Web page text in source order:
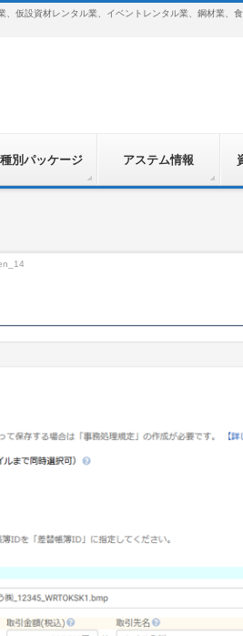
仮設資材レンタル業、イベントレンタル業、鋼材業、
別パッケージ アステム情報